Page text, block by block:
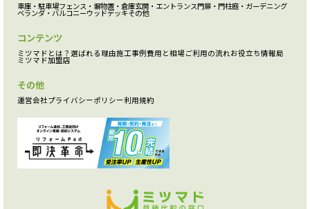
車庫・駐車場フェンス・塀物置・倉庫玄関・エントランス門扉・門柱庭・ガーデニング
ベランダ・バルコニーウッドデッキその他
コンテンツ
ミツマドとは？ 選ばれる理由施工事例費用と相場 ご利用の流れお役立ち情報局
ミツマド加盟店
その他
運営会社プライバシーポリシー利用規約